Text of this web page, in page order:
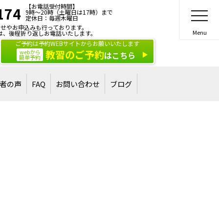
【お電話受付時間】
9時～20時（土曜日は17時）まで
定休日：毎週木曜日
お申込みも行っております。
後程折り返しお電話いたします。
ご予約は予約WEBサイトからお願いいたします
webから
簡単予約 教習のご予約はこちら
の声 FAQ お問い合わせ ブログ